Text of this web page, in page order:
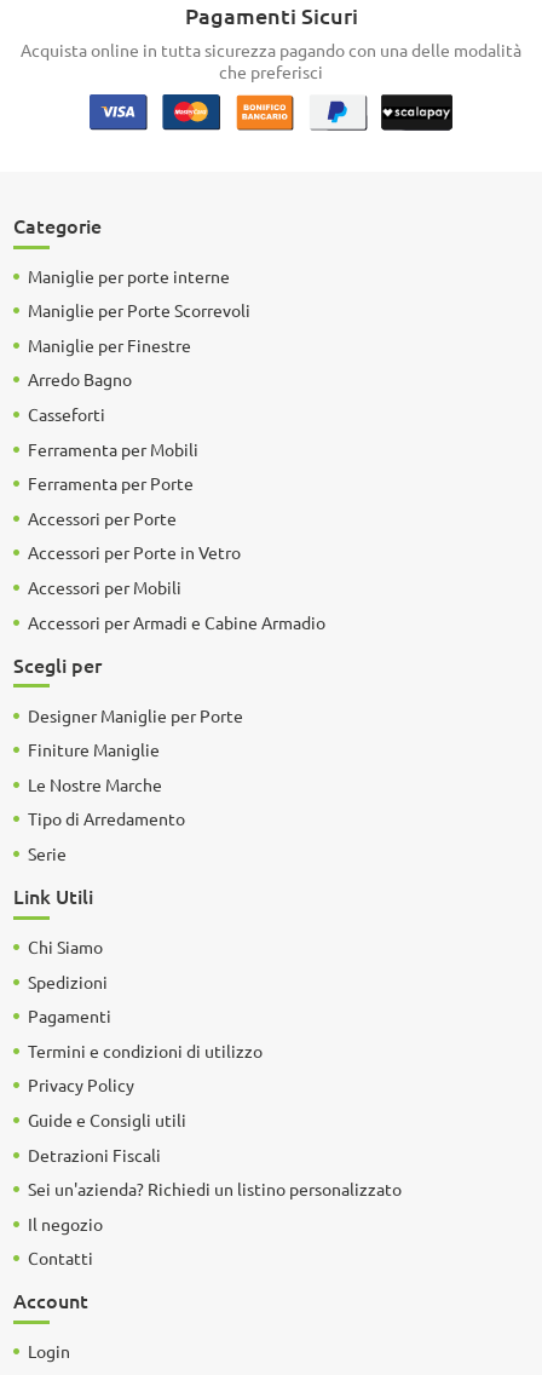
Pagamenti Sicuri
Acquista online in tutta sicurezza pagando con una delle modalità
che preferisci
Categorie
Maniglie per porte interne
Maniglie per Porte Scorrevoli
Maniglie per Finestre
Arredo Bagno
Casseforti
Ferramenta per Mobili
Ferramenta per Porte
Accessori per Porte
Accessori per Porte in Vetro
Accessori per Mobili
Accessori per Armadi e Cabine Armadio
Scegli per
Designer Maniglie per Porte
Finiture Maniglie
Le Nostre Marche
Tipo di Arredamento
Serie
Link Utili
Chi Siamo
Spedizioni
Pagamenti
Termini e condizioni di utilizzo
Privacy Policy
Guide e Consigli utili
Detrazioni Fiscali
Sei un'azienda? Richiedi un listino personalizzato
Il negozio
Contatti
Account
Login